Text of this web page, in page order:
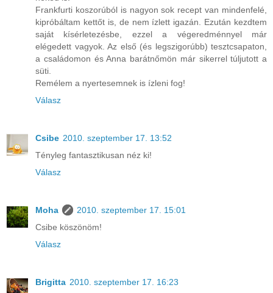
Frankfurti koszorúból is nagyon sok recept van mindenfelé,
kipróbáltam kettőt is, de nem ízlett igazán. Ezután kezdtem
saját kísérletezésbe, ezzel a végeredménnyel már
elégedett vagyok. Az első (és legszigorúbb) tesztcsapaton,
a családomon és Anna barátnőmön már sikerrel túljutott a
süti.
Remélem a nyertesemnek is ízleni fog!
Válasz
Csibe 2010. szeptember 17. 13:52
Tényleg fantasztikusan néz ki!
Válasz
Moha
2010. szeptember 17. 15:01
Csibe köszönöm!
Válasz
Brigitta 2010. szeptember 17. 16:23